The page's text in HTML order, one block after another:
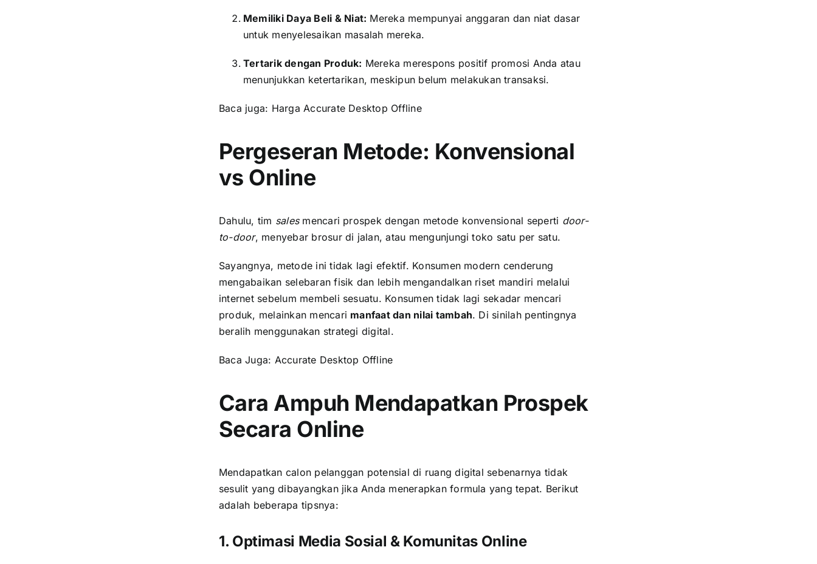
Memiliki Daya Beli & Niat: Mereka mempunyai anggaran dan niat dasar
untuk menyelesaikan masalah mereka.
Tertarik dengan Produk: Mereka merespons positif promosi Anda atau
menunjukkan ketertarikan, meskipun belum melakukan transaksi.
Baca juga: Harga Accurate Desktop Offline
Pergeseran Metode: Konvensional
vs Online
Dahulu, tim salesmencari prospek dengan metode konvensional seperti door-
to-door, menyebar brosur di jalan, atau mengunjungi toko satu per satu.
Sayangnya, metode ini tidak lagi efektif. Konsumen modern cenderung
mengabaikan selebaran fisik dan lebih mengandalkan riset mandiri melalui
internet sebelum membeli sesuatu. Konsumen tidak lagi sekadar mencari
produk, melainkan mencari manfaat dan nilai tambah. Di sinilah pentingnya
beralih menggunakan strategi digital.
Baca Juga: Accurate Desktop Offline
Cara Ampuh Mendapatkan Prospek
Secara Online
Mendapatkan calon pelanggan potensial di ruang digital sebenarnya tidak
sesulit yang dibayangkan jika Anda menerapkan formula yang tepat. Berikut
adalah beberapa tipsnya:
1. Optimasi Media Sosial & Komunitas Online